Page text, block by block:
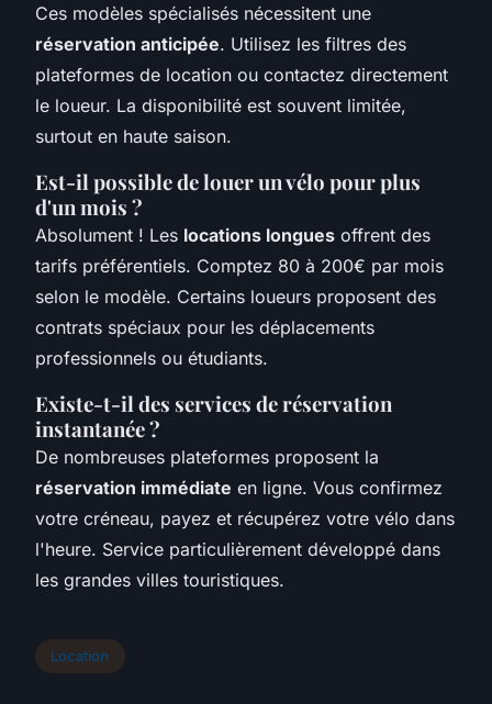
Ces modèles spécialisés nécessitent une
réservation anticipée. Utilisez les filtres des
plateformes de location ou contactez directement
le loueur. La disponibilité est souvent limitée,
surtout en haute saison.
Est-il possible de louer un vélo pour plus
d'un mois ?
Absolument ! Les locations longues offrent des
tarifs préférentiels. Comptez 80 à 200€ par mois
selon le modèle. Certains loueurs proposent des
contrats spéciaux pour les déplacements
professionnels ou étudiants.
Existe-t-il des services de réservation
instantanée ?
De nombreuses plateformes proposent la
réservation immédiate en ligne. Vous confirmez
votre créneau, payez et récupérez votre vélo dans
l'heure. Service particulièrement développé dans
les grandes villes touristiques.
Location